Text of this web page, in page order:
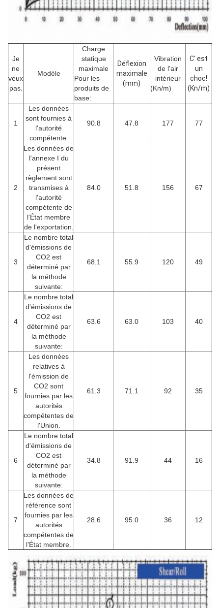
Je
ne
veux
pas.
Modèle
Charge
statique
maximale
Pour les
produits de
base:
Déflexion
maximale
(mm)
Vibration
de l'air
intérieur
(Kn/m)
C' est
un
choc!
(Kn/m)
1
Les données
sont fournies à
l'autorité
compétente.
90.8 47.8 177 77
2
Les données de
l'annexe I du
présent
règlement sont
transmises à
l'autorité
compétente de
l'État membre
de l'exportation.
84.0 51.8 156 67
3
Le nombre total
d'émissions de
CO2 est
déterminé par
la méthode
suivante:
68.1 55.9 120 49
4
Le nombre total
d'émissions de
CO2 est
déterminé par
la méthode
suivante:
63.6 63.0 103 40
5
Les données
relatives à
l'émission de
CO2 sont
fournies par les
autorités
compétentes de
l'Union.
61.3 71.1 92 35
6
Le nombre total
d'émissions de
CO2 est
déterminé par
la méthode
suivante:
34.8 91.9 44 16
7
Les données de
référence sont
fournies par les
autorités
compétentes de
l'État membre.
28.6 95.0 36 12